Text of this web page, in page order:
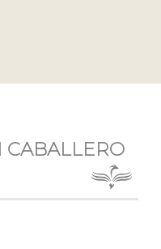
CABALLERO